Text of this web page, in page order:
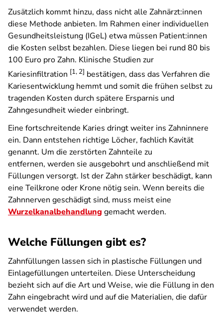
Zusätzlich kommt hinzu, dass nicht alle Zahnärzt:innen
diese Methode anbieten. Im Rahmen einer individuellen
Gesundheitsleistung (IGeL) etwa müssen Patient:innen
die Kosten selbst bezahlen. Diese liegen bei rund 80 bis
100 Euro pro Zahn. Klinische Studien zur
Kariesinfiltration [1, 2] bestätigen, dass das Verfahren die
Kariesentwicklung hemmt und somit die frühen selbst zu
tragenden Kosten durch spätere Ersparnis und
Zahngesundheit wieder einbringt.
Eine fortschreitende Karies dringt weiter ins Zahninnere
ein. Dann entstehen richtige Löcher, fachlich Kavität
genannt. Um die zerstörten Zahnteile zu
entfernen, werden sie ausgebohrt und anschließend mit
Füllungen versorgt. Ist der Zahn stärker beschädigt, kann
eine Teilkrone oder Krone nötig sein. Wenn bereits die
Zahnnerven geschädigt sind, muss meist eine
Wurzelkanalbehandlung gemacht werden.
Welche Füllungen gibt es?
Zahnfüllungen lassen sich in plastische Füllungen und
Einlagefüllungen unterteilen. Diese Unterscheidung
bezieht sich auf die Art und Weise, wie die Füllung in den
Zahn eingebracht wird und auf die Materialien, die dafür
verwendet werden.